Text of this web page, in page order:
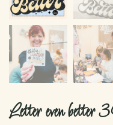
Letter even better